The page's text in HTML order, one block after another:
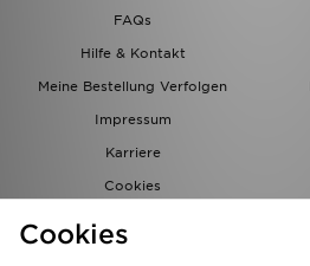
FAQs
Hilfe & Kontakt
Meine Bestellung Verfolgen
Impressum
Karriere
Cookies
Cookies